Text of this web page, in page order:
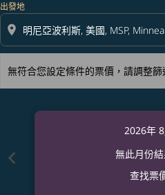
出發地
location_on
無符合您設定條件的票價，請調整篩
chevron_left
2026年
無此月份結
查找票